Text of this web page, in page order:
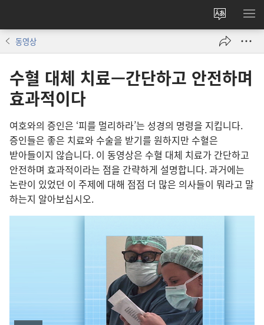
사이트
언어
변경
메
동영상
수혈 대체 치료—간단하고 안전하며
효과적이다
여호와의 증인은 ‘피를 멀리하라’는 성경의 명령을 지킵니다.
증인들은 좋은 치료와 수술을 받기를 원하지만 수혈은
받아들이지 않습니다. 이 동영상은 수혈 대체 치료가 간단하고
안전하며 효과적이라는 점을 간략하게 설명합니다. 과거에는
논란이 있었던 이 주제에 대해 점점 더 많은 의사들이 뭐라고 말
하는지 알아보십시오.